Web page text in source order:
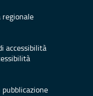
regionale
accessibilità
pubblicazione